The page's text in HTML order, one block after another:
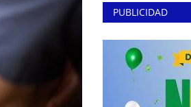
PUBLICIDAD